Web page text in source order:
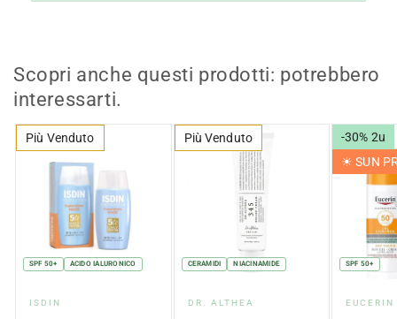
Scopri anche questi prodotti: potrebbero
interessarti.
Più Venduto
SPF 50+ ACIDO IALURONICO
Fornitore:
ISDIN
Più Venduto
CERAMIDI NIACINAMIDE
Fornitore:
DR. ALTHEA
-30% 2u
☀︎ SUN
SPF 50+
EUCERIN